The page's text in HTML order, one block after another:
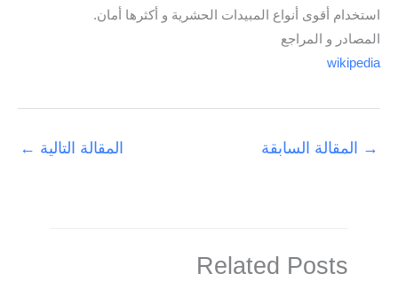
استخدام أقوى أنواع المبيدات الحشرية و أكثرها أمان.
المصادر و المراجع
wikipedia
→ المقالة السابقة المقالة التالية ←
Related Posts